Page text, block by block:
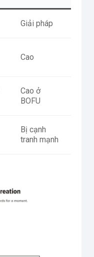
Giải pháp
Cao
Cao ở
BOFU
Bị cạnh
tranh mạnh